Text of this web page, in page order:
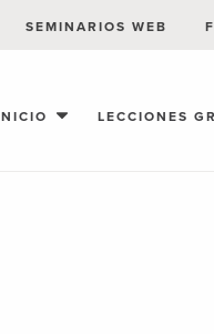
LECCIONES
SEMINARIOS WEB